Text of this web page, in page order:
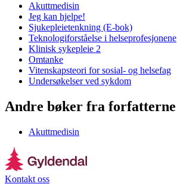
Akuttmedisin
Jeg kan hjelpe!
Sjukepleietenkning (E-bok)
Teknologiforståelse i helseprofesjonene
Klinisk sykepleie 2
Omtanke
Vitenskapsteori for sosial- og helsefag
Undersøkelser ved sykdom
Andre bøker fra forfatterne
Akuttmedisin
Kontakt oss